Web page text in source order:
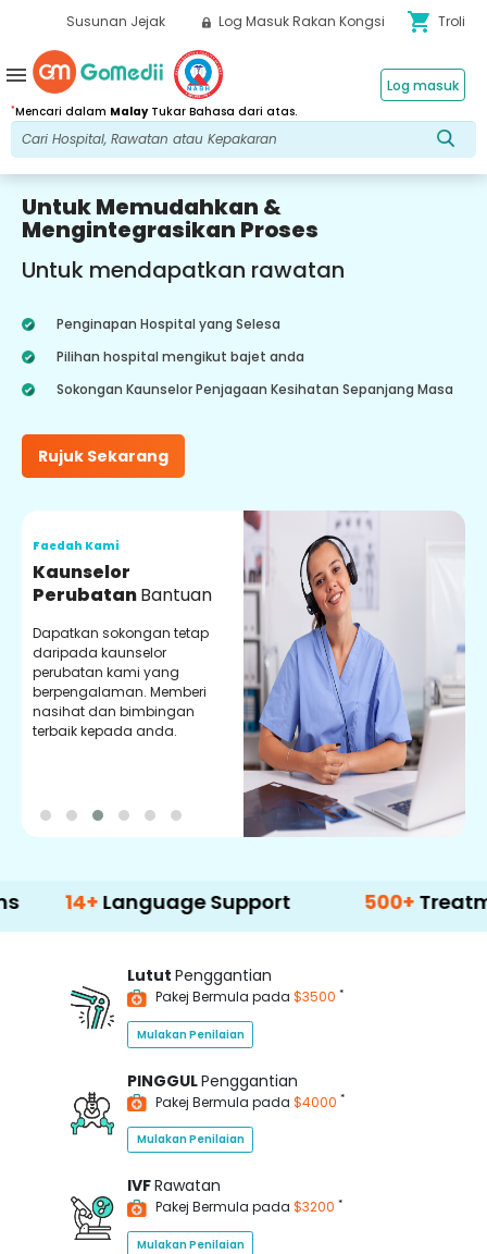
Susunan Jejak Log Masuk Rakan Kongsi shopping_cart Troli
*Mencari dalam MalayTukar Bahasa dari atas.
Log masuk
menu
Untuk Memudahkan &
Mengintegrasikan Proses
Untuk mendapatkan rawatan
Penginapan Hospital yang Selesa
Pilihan hospital mengikut bajet anda
Sokongan Kaunselor Penjagaan Kesihatan Sepanjang Masa
Rujuk Sekarang
Faedah Kami
Kaunselor
PerubatanBantuan
Dapatkan sokongan tetap
daripada kaunselor
perubatan kami yang
berpengalaman. Memberi
nasihat dan bimbingan
terbaik kepada anda.
Language Support 500+ Treatment
Lutut Penggantian
Pakej Bermula pada $3500 *
Mulakan Penilaian
PINGGULPenggantian
Pakej Bermula pada $4000 *
Mulakan Penilaian
IVFRawatan
Pakej Bermula pada $3200 *
Mulakan Penilaian